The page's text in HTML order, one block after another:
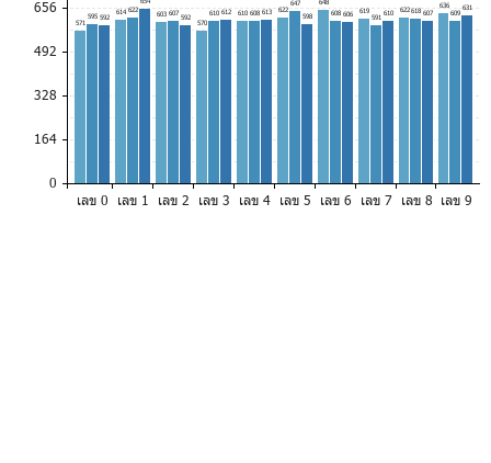
656
492
328
164
0
571
595 592
614 622
603 607
592
570
610 612 610 608 613 622
647
598
648
608 606
619
591
610 622 618 607
636
609
631
เลข 0 เลข 1 เลข 2 เลข 3 เลข 4 เลข 5 เลข 6 เลข 7 เลข 8 เลข 9